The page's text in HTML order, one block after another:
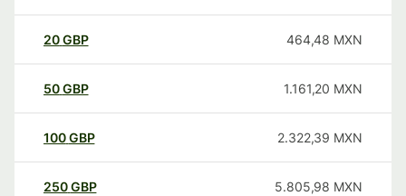
20GBP 464,48 MXN
50GBP 1.161,20 MXN
100GBP 2.322,39 MXN
250GBP 5.805,98 MXN